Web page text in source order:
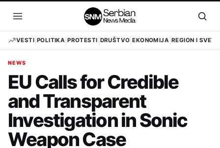
sadržaj
Otvori
meni
VESTI POLITIKA PROTESTI DRUŠTVO EKONOMIJA REGION I SVET
NEWS
EU Calls for Credible
and Transparent
Investigation in Sonic
Weapon Case